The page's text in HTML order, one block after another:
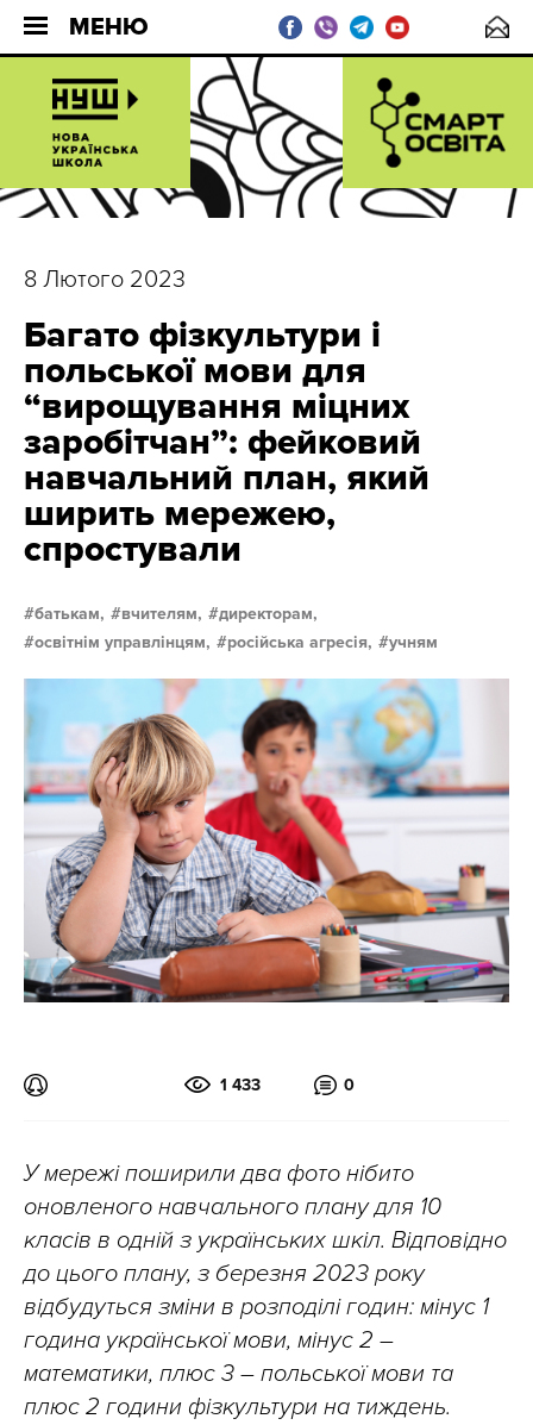
МЕНЮ
8 Лютого 2023
Багато фізкультури і
польської мови для
“вирощування міцних
заробітчан”: фейковий
навчальний план, який
ширить мережею,
спростували
батькам, вчителям,
директорам,
освітнім управлінцям,
російська агресія, учням
1 433 0
У мережі поширили два фото нібито
оновленого навчального плану для 10
класів в одній з українських шкіл. Відповідно
до цього плану, з березня 2023 року
відбудуться зміни в розподілі годин: мінус 1
година української мови, мінус 2 –
математики, плюс 3 – польської мови та
плюс 2 години фізкультури на тиждень.